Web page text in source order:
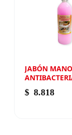
JABÓN
LITRO NEW
$ 8.818